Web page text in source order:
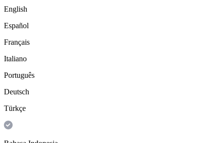
English
Español
Français
Italiano
Português
Deutsch
Türkçe